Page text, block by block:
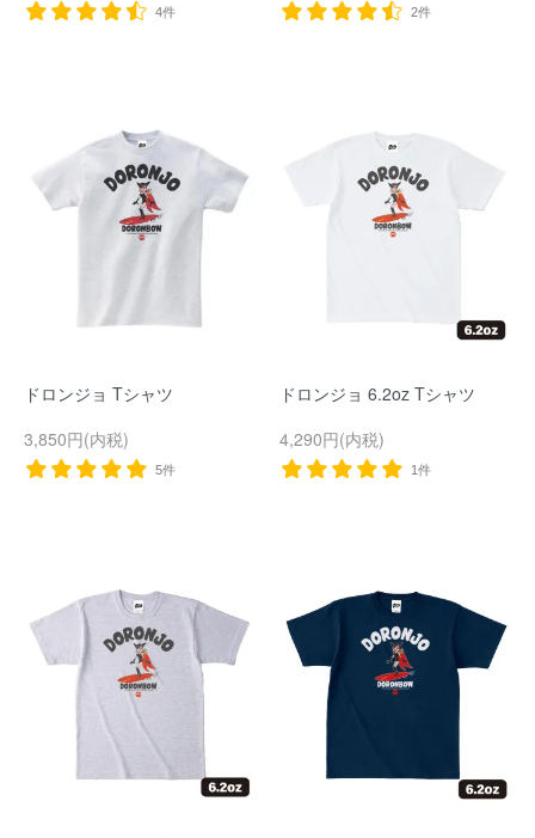
4件 2件
ドロンジョ Tシャツ
3,850円(内税)
5件
ドロンジョ 6.2oz Tシャツ
4,290円(内税)
1件